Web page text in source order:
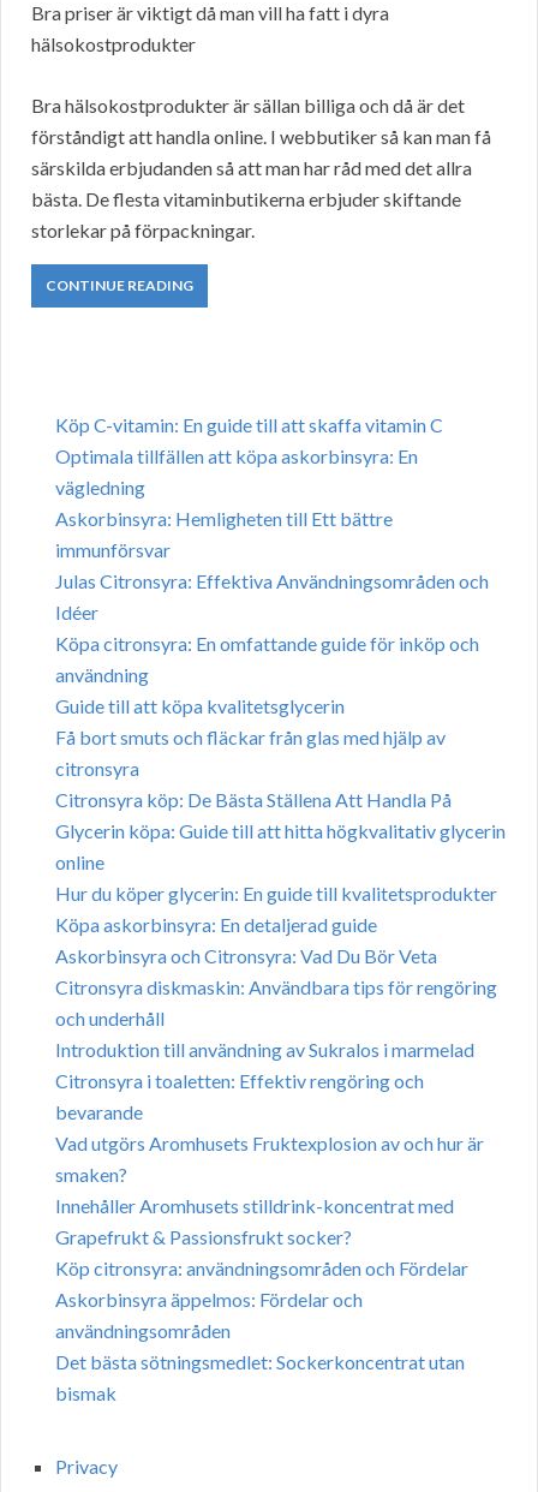
Bra priser är viktigt då man vill ha fatt i dyra
hälsokostprodukter
Bra hälsokostprodukter är sällan billiga och då är det
förståndigt att handla online. I webbutiker så kan man få
särskilda erbjudanden så att man har råd med det allra
bästa. De flesta vitaminbutikerna erbjuder skiftande
storlekar på förpackningar.
CONTINUE READING
Köp C-vitamin: En guide till att skaffa vitamin C
Optimala tillfällen att köpa askorbinsyra: En
vägledning
Askorbinsyra: Hemligheten till Ett bättre
immunförsvar
Julas Citronsyra: Effektiva Användningsområden och
Idéer
Köpa citronsyra: En omfattande guide för inköp och
användning
Guide till att köpa kvalitetsglycerin
Få bort smuts och fläckar från glas med hjälp av
citronsyra
Citronsyra köp: De Bästa Ställena Att Handla På
Glycerin köpa: Guide till att hitta högkvalitativ glycerin
online
Hur du köper glycerin: En guide till kvalitetsprodukter
Köpa askorbinsyra: En detaljerad guide
Askorbinsyra och Citronsyra: Vad Du Bör Veta
Citronsyra diskmaskin: Användbara tips för rengöring
och underhåll
Introduktion till användning av Sukralos i marmelad
Citronsyra i toaletten: Effektiv rengöring och
bevarande
Vad utgörs Aromhusets Fruktexplosion av och hur är
smaken?
Innehåller Aromhusets stilldrink-koncentrat med
Grapefrukt & Passionsfrukt socker?
Köp citronsyra: användningsområden och Fördelar
Askorbinsyra äppelmos: Fördelar och
användningsområden
Det bästa sötningsmedlet: Sockerkoncentrat utan
bismak
Privacy